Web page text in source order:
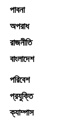
পাবনা
অপরাধ
রাজনীতি
বাংলাদেশ
পরিবেশ
প্রযুক্তি
ক্যাম্পাস